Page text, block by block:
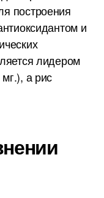
построения
и
лидером
а рис